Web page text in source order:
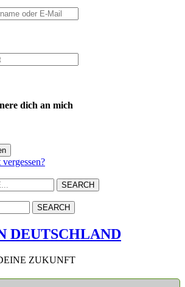
dich an mich
DEUTSCHLAND
ZUKUNFT